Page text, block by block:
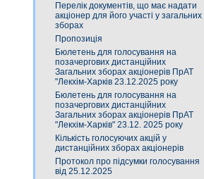
Перелік документів, що має надати
акціонер для його участі у загальних
зборах
Пропозиція
Бюлетень для голосування на
позачергових дистанційних
Загальних зборах акціонерів ПрАТ
"Лекхім-Харків 23.12.2025 року
Бюлетень для голосування на
позачергових дистанційних
Загальних зборах акціонерів ПрАТ
"Лекхім-Харків" 23.12. 2025 року
Кількість голосуючих акцій у
дистанційних зборах акціонерів
Протокол про підсумки голосування
від 25.12.2025